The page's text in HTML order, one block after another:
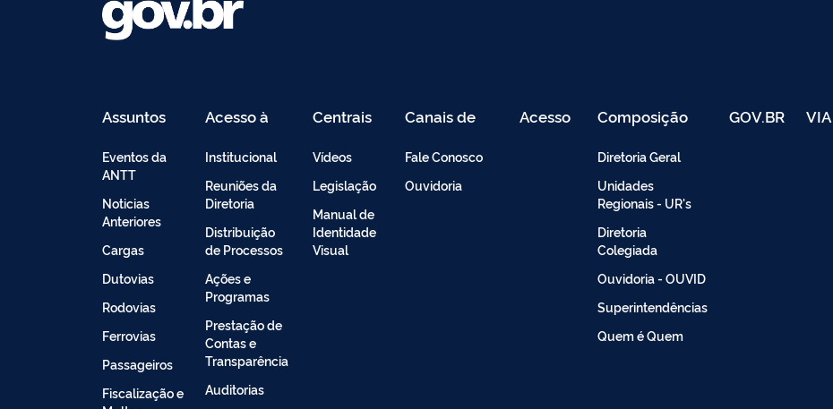
Assuntos
Eventos da
ANTT
Noticias
Anteriores
Cargas
Dutovias
Rodovias
Ferrovias
Passageiros
Fiscalização e
Acesso à
Institucional
Reuniões da
Diretoria
Distribuição
de Processos
Ações e
Programas
Prestação de
Contas e
Transparência
Auditorias
Centrais
Vídeos
Legislação
Manual de
Identidade
Visual
Canais de
Fale Conosco
Ouvidoria
Acesso Composição
Diretoria Geral
Unidades
Regionais - UR's
Diretoria
Colegiada
Ouvidoria - OUVID
Superintendências
Quem é Quem
GOV.BR VIA